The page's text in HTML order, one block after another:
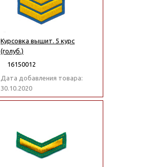
Курсовка вышит. 5 курс
(голуб.)
16150012
Дата добавления товара:
30.10.2020